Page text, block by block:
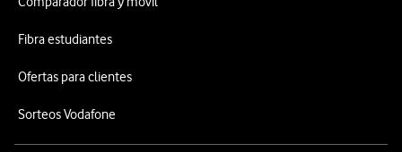
Fibra estudiantes
Ofertas para clientes
Sorteos Vodafone